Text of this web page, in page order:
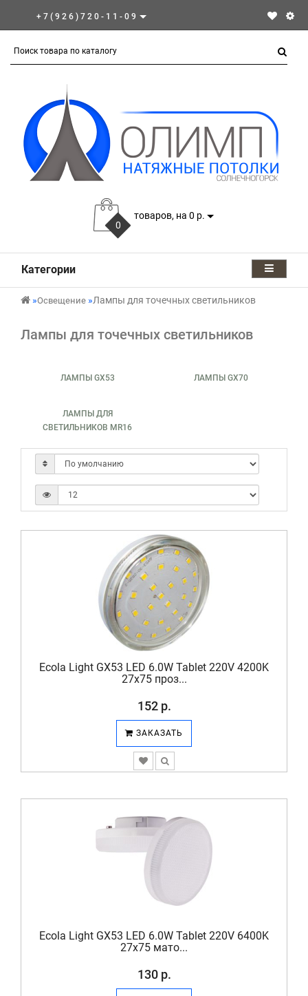
+7(926)720-11-09
0
товаров, на 0 р.
Категории
Освещение Лампы для точечных светильников
Лампы для точечных светильников
ЛАМПЫ GX53 ЛАМПЫ GX70
ЛАМПЫ ДЛЯ
СВЕТИЛЬНИКОВ MR16
Ecola Light GX53 LED 6.0W Tablet 220V 4200K
27x75 проз...
152 р.
ЗАКАЗАТЬ
Ecola Light GX53 LED 6.0W Tablet 220V 6400K
27x75 мато...
130 р.